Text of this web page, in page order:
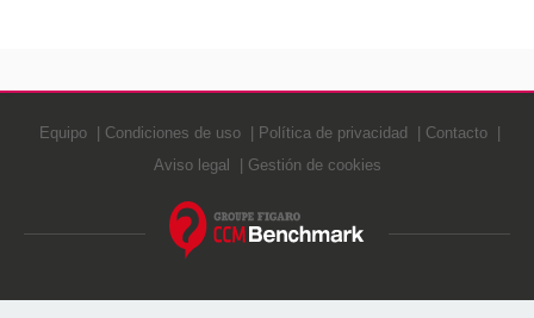
Equipo Condiciones de uso Política de privacidad
Contacto
Aviso legal
Gestión de cookies